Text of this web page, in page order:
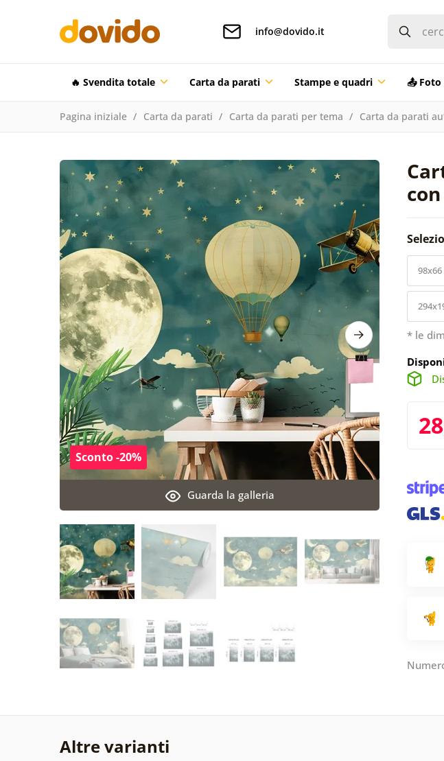
info@dovido.it
🔥 Svendita totale Carta da parati Stampe e quadri 📤
Pagina iniziale Carta da parati Carta da parati per tema Carta da parati
Guarda la galleria
Sconto -20%
98x66
* le
Altre varianti